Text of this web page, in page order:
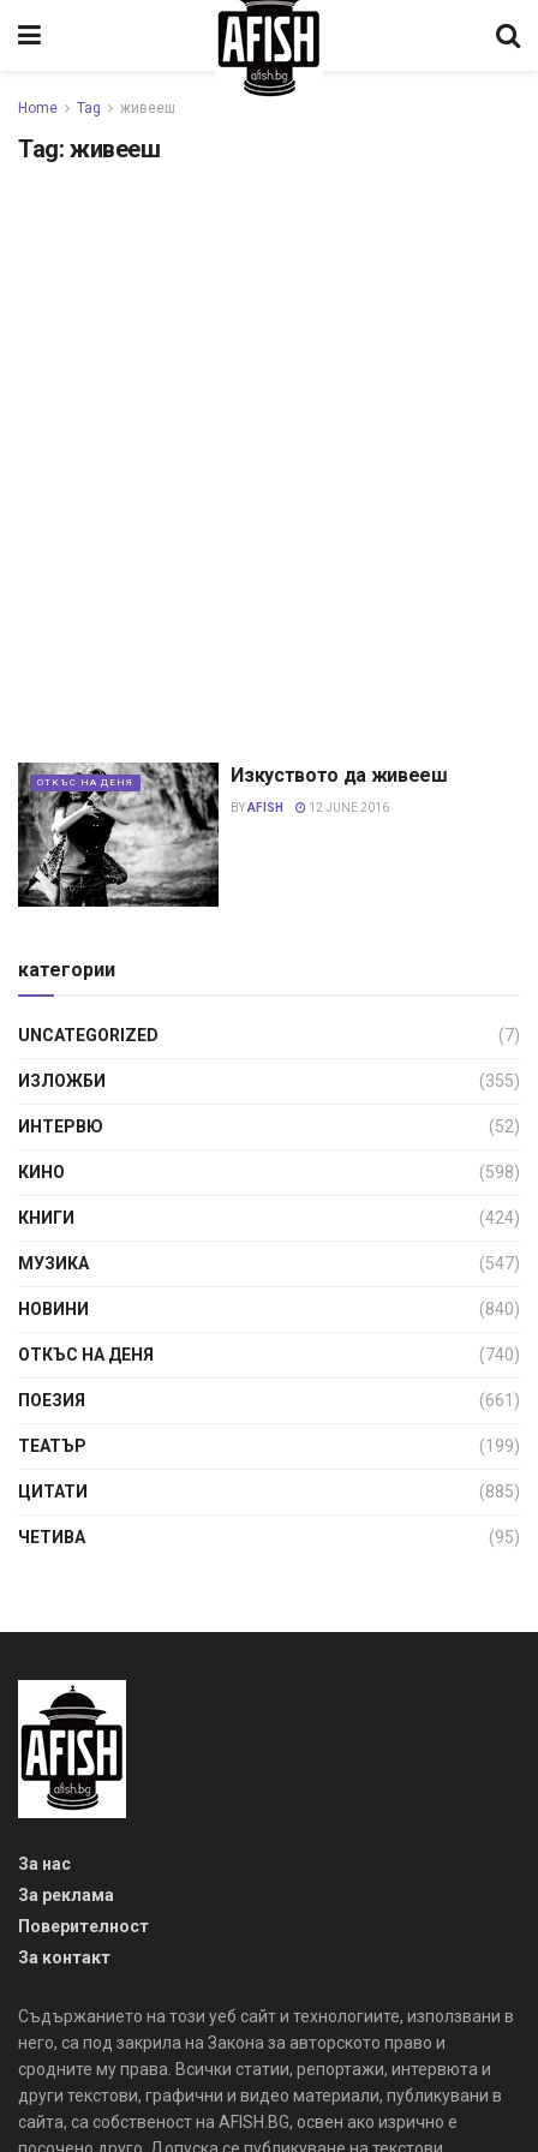
Home Tag живееш
Tag: живееш
ОТКЪС НА ДЕНЯ Изкуството да живееш
BYAFISH 12 JUNE 2016
категории
UNCATEGORIZED (7)
ИЗЛОЖБИ (355)
ИНТЕРВЮ (52)
КИНО (598)
КНИГИ (424)
МУЗИКА (547)
НОВИНИ (840)
ОТКЪС НА ДЕНЯ (740)
ПОЕЗИЯ (661)
ТЕАТЪР (199)
ЦИТАТИ (885)
ЧЕТИВА (95)
За нас
За реклама
Поверителност
За контакт
Съдържанието на този уеб сайт и технологиите, използвани в
него, са под закрила на Закона за авторското право и
сродните му права. Всички статии, репортажи, интервюта и
други текстови, графични и видео материали, публикувани в
сайта, са собственост на AFISH.BG, освен ако изрично е
посочено друго. Допуска се публикуване на текстови